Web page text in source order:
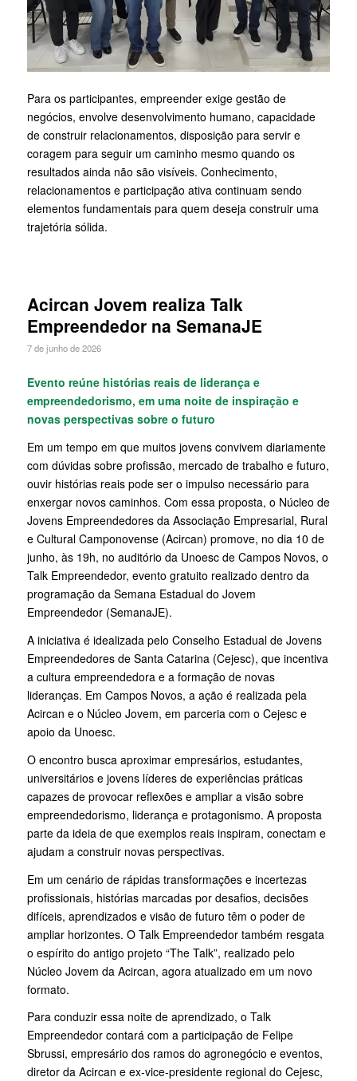
Para os participantes, empreender exige gestão de
negócios, envolve desenvolvimento humano, capacidade
de construir relacionamentos, disposição para servir e
coragem para seguir um caminho mesmo quando os
resultados ainda não são visíveis. Conhecimento,
relacionamentos e participação ativa continuam sendo
elementos fundamentais para quem deseja construir uma
trajetória sólida.
Acircan Jovem realiza Talk
Empreendedor na SemanaJE
7 de junho de 2026
Evento reúne histórias reais de liderança e
empreendedorismo, em uma noite de inspiração e
novas perspectivas sobre o futuro
Em um tempo em que muitos jovens convivem diariamente
com dúvidas sobre profissão, mercado de trabalho e futuro,
ouvir histórias reais pode ser o impulso necessário para
enxergar novos caminhos. Com essa proposta, o Núcleo de
Jovens Empreendedores da Associação Empresarial, Rural
e Cultural Camponovense (Acircan) promove, no dia 10 de
junho, às 19h, no auditório da Unoesc de Campos Novos, o
Talk Empreendedor, evento gratuito realizado dentro da
programação da Semana Estadual do Jovem
Empreendedor (SemanaJE).
A iniciativa é idealizada pelo Conselho Estadual de Jovens
Empreendedores de Santa Catarina (Cejesc), que incentiva
a cultura empreendedora e a formação de novas
lideranças. Em Campos Novos, a ação é realizada pela
Acircan e o Núcleo Jovem, em parceria com o Cejesc e
apoio da Unoesc.
O encontro busca aproximar empresários, estudantes,
universitários e jovens líderes de experiências práticas
capazes de provocar reflexões e ampliar a visão sobre
empreendedorismo, liderança e protagonismo. A proposta
parte da ideia de que exemplos reais inspiram, conectam e
ajudam a construir novas perspectivas.
Em um cenário de rápidas transformações e incertezas
profissionais, histórias marcadas por desafios, decisões
difíceis, aprendizados e visão de futuro têm o poder de
ampliar horizontes. O Talk Empreendedor também resgata
o espírito do antigo projeto “The Talk”, realizado pelo
Núcleo Jovem da Acircan, agora atualizado em um novo
formato.
Para conduzir essa noite de aprendizado, o Talk
Empreendedor contará com a participação de Felipe
Sbrussi, empresário dos ramos do agronegócio e eventos,
diretor da Acircan e ex-vice-presidente regional do Cejesc,